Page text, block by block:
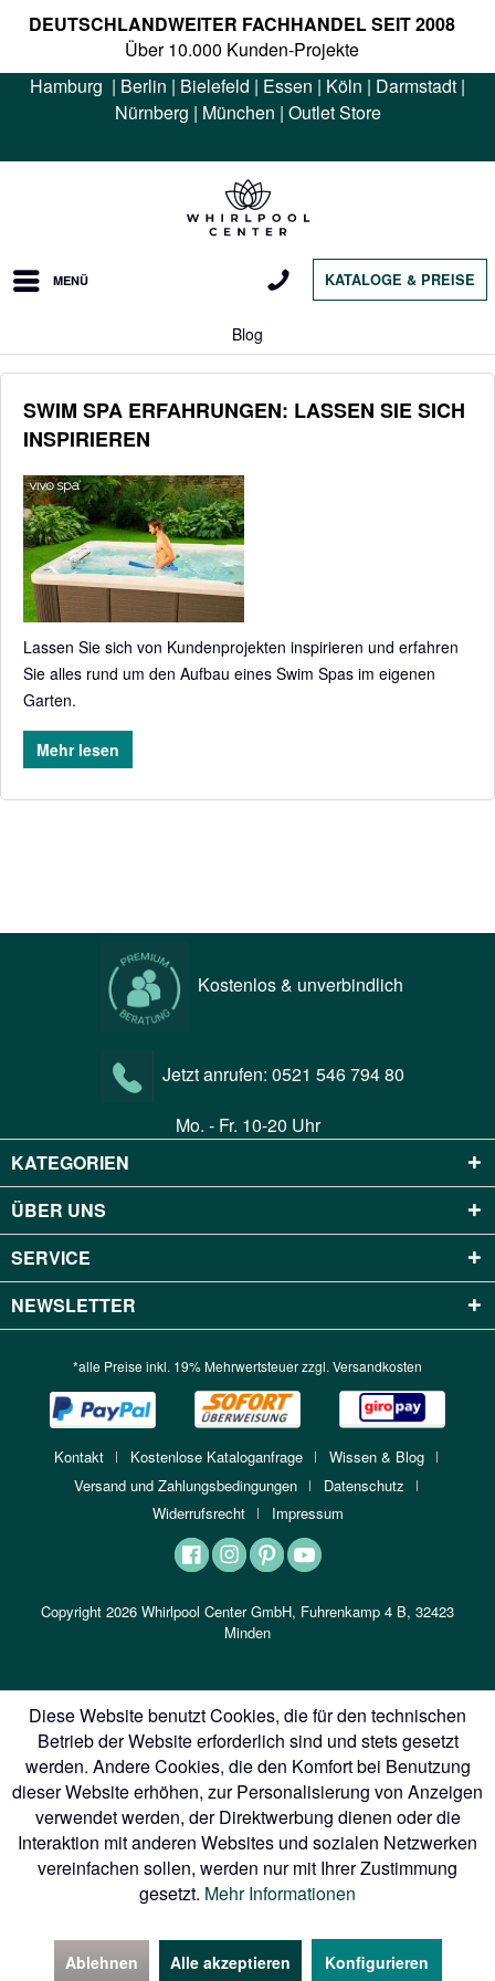
DEUTSCHLANDWEITER FACHHANDEL SEIT 2008
Über 10.000 Kunden-Projekte
Hamburg | Berlin | Bielefeld | Essen | Köln | Darmstadt |
Nürnberg | München | Outlet Store
MENÜ KATALOGE & PREISE
Blog
SWIM SPA ERFAHRUNGEN: LASSEN SIE SICH
INSPIRIEREN
Lassen Sie sich von Kundenprojekten inspirieren und erfahren
Sie alles rund um den Aufbau eines Swim Spas im eigenen
Garten.
Mehr lesen
Kostenlos & unverbindlich
Jetzt anrufen: 0521 546 794 80
Mo. - Fr. 10-20 Uhr
KATEGORIEN
ÜBER UNS
SERVICE
NEWSLETTER
*alle Preise inkl. 19% Mehrwertsteuer zzgl. Versandkosten
Kontakt Kostenlose Kataloganfrage
Wissen & Blog
Versand und Zahlungsbedingungen
Datenschutz
Widerrufsrecht
Impressum
Copyright 2026 Whirlpool Center GmbH, Fuhrenkamp 4 B, 32423
Minden
Diese Website benutzt Cookies, die für den technischen
Betrieb der Website erforderlich sind und stets gesetzt
werden. Andere Cookies, die den Komfort bei Benutzung
dieser Website erhöhen, zur Personalisierung von Anzeigen
verwendet werden, der Direktwerbung dienen oder die
Interaktion mit anderen Websites und sozialen Netzwerken
vereinfachen sollen, werden nur mit Ihrer Zustimmung
gesetzt. Mehr Informationen
Ablehnen Alle akzeptieren Konfigurieren